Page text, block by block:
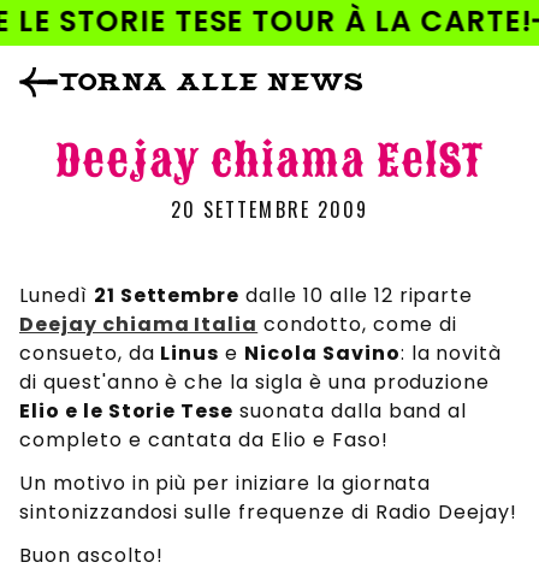
CONTENUTI
STORIE TESE TOUR À LA CARTE!
TORNA ALLE NEWS
Deejay chiama EelST
20 SETTEMBRE 2009
Lunedì 21 Settembre dalle 10 alle 12 riparte
Deejay chiama Italia condotto, come di
consueto, da Linus e Nicola Savino: la novità
di quest'anno è che la sigla è una produzione
Elio e le Storie Tese suonata dalla band al
completo e cantata da Elio e Faso!
Un motivo in più per iniziare la giornata
sintonizzandosi sulle frequenze di Radio Deejay!
Buon ascolto!